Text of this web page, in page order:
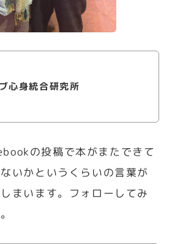
心身統合研究所
の投稿で本がまたできて
いかというくらいの言葉が
まいます。フォローしてみ